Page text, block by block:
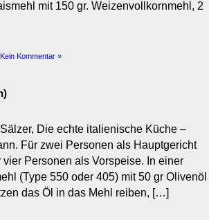
mit 150 gr. Weizenvollkornmehl, 2
Kein Kommentar »
Die echte italienische Küche –
Für zwei Personen als Hauptgericht
Personen als Vorspeise. In einer
(Type 550 oder 405) mit 50 gr Olivenöl
das Öl in das Mehl reiben, […]